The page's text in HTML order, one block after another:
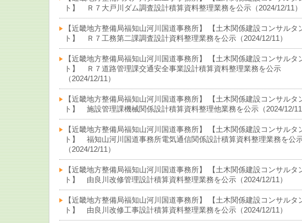
ト】 Ｒ７大戸川ダム調査設計積算資料整理業務を公示（2024/12/11）
【近畿地方整備局福知山河川国道事務所】 【土木関係建設コンサルタ
ト】 Ｒ７工務第二課調査設計資料整理業務を公示（2024/12/11）
【近畿地方整備局福知山河川国道事務所】 【土木関係建設コンサルタ
ト】 Ｒ７道路管理課交通安全事業設計積算資料整理業務を公示
（2024/12/11）
【近畿地方整備局福知山河川国道事務所】 【土木関係建設コンサルタ
ト】 施設管理課機械関係設計積算資料整理他業務を公示（2024/12/11
【近畿地方整備局福知山河川国道事務所】 【土木関係建設コンサルタ
ト】 福知山河川国道事務所電気通信関係設計積算資料整理業務を公
（2024/12/11）
【近畿地方整備局福知山河川国道事務所】 【土木関係建設コンサルタ
ト】 由良川改修管理設計積算資料整理業務を公示（2024/12/11）
【近畿地方整備局福知山河川国道事務所】 【土木関係建設コンサルタ
ト】 由良川改修工事設計積算資料整理業務を公示（2024/12/11）